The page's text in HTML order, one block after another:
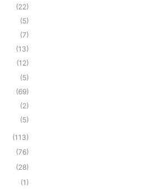
(22)
(5)
(7)
(13)
(12)
(5)
(69)
(2)
(5)
(113)
(76)
(28)
(1)